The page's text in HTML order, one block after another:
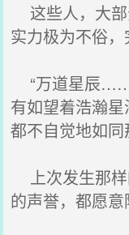
这些人，大部
实力极为不俗，
“万道星辰
有如望着浩瀚
都不自觉地如同
上次发生那样
的声誉，都愿意